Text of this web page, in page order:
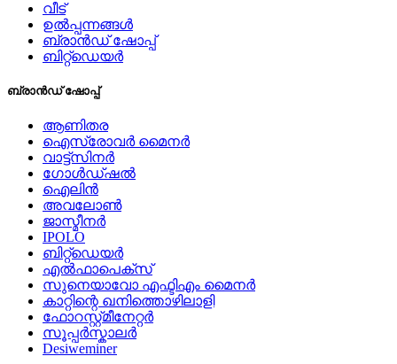
വീട്
ഉൽപ്പന്നങ്ങൾ
ബ്രാൻഡ് ഷോപ്പ്
ബിറ്റ്ഡെയർ
ബ്രാൻഡ് ഷോപ്പ്
ആണിതര
ഐസ്രോവർ മൈനർ
വാട്ട്സിനർ
ഗോൾഡ്ഷൽ
ഐലിൻ
അവലോൺ
ജാസ്മീനർ
IPOLO
ബിറ്റ്ഡെയർ
എൽഫാപെക്സ്
സുനെയാവോ എഫ്ടിഎം മൈനർ
കാറ്റിന്റെ ഖനിത്തൊഴിലാളി
ഫോറസ്റ്റ്മീനേറ്റർ
സൂപ്പർസ്കാലർ
Desiweminer